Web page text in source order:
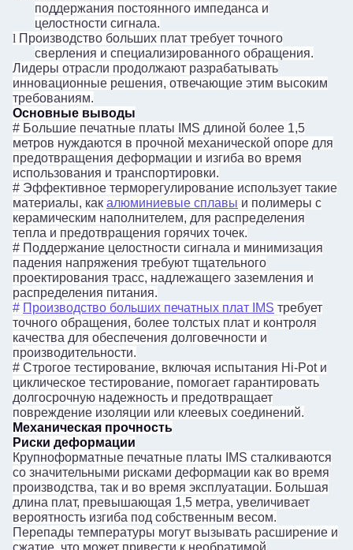
поддержания постоянного импеданса и
целостности сигнала.
l Производство больших плат требует точного
сверления и специализированного обращения.
Лидеры отрасли продолжают разрабатывать
инновационные решения, отвечающие этим высоким
требованиям.
Основные выводы
# Большие печатные платы IMS длиной более 1,5
метров нуждаются в прочной механической опоре для
предотвращения деформации и изгиба во время
использования и транспортировки.
# Эффективное терморегулирование использует такие
материалы, как алюминиевые сплавы и полимеры с
керамическим наполнителем, для распределения
тепла и предотвращения горячих точек.
# Поддержание целостности сигнала и минимизация
падения напряжения требуют тщательного
проектирования трасс, надлежащего заземления и
распределения питания.
# Производство больших печатных плат IMS требует
точного обращения, более толстых плат и контроля
качества для обеспечения долговечности и
производительности.
# Строгое тестирование, включая испытания Hi-Pot и
циклическое тестирование, помогает гарантировать
долгосрочную надежность и предотвращает
повреждение изоляции или клеевых соединений.
Механическая прочность
Риски деформации
Крупноформатные печатные платы IMS сталкиваются
со значительными рисками деформации как во время
производства, так и во время эксплуатации. Большая
длина плат, превышающая 1,5 метра, увеличивает
вероятность изгиба под собственным весом.
Перепады температуры могут вызывать расширение и
сжатие, что может привести к необратимой